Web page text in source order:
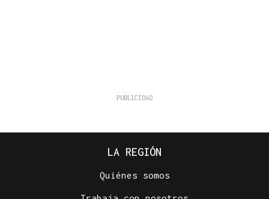
LA REGIÓN
Quiénes somos